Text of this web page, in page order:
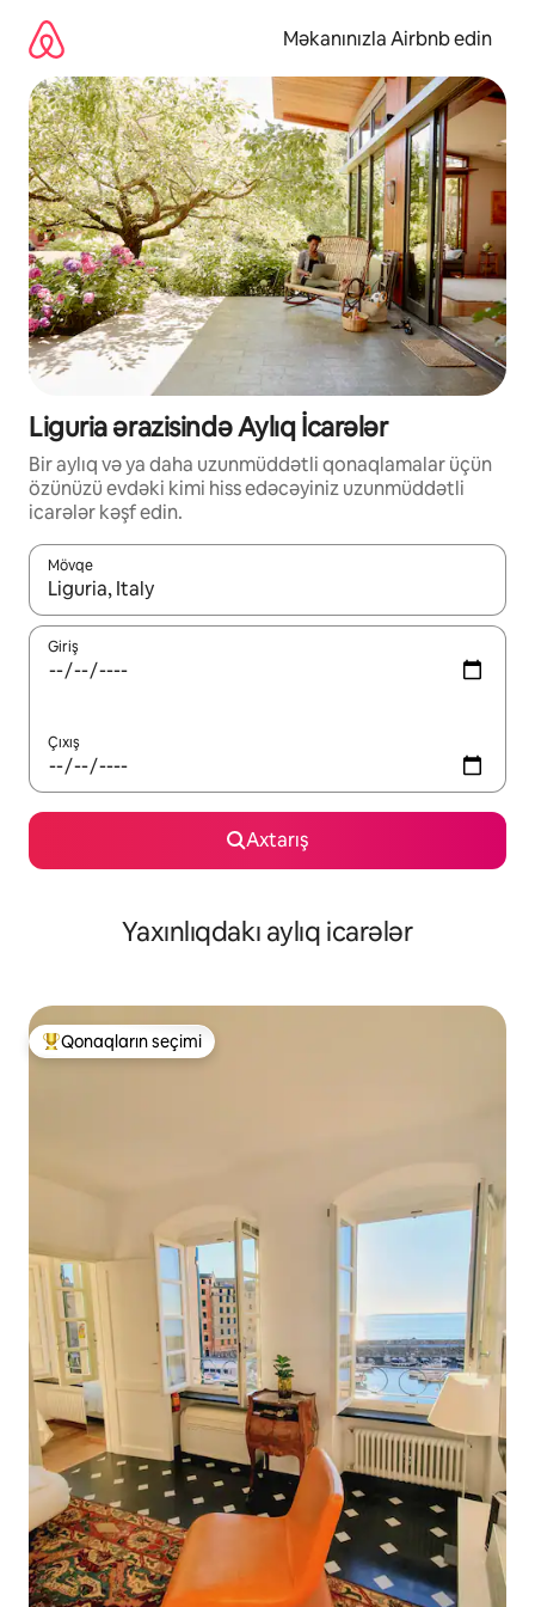
Məkanınızla Airbnb edin
Liguria ərazisində Aylıq İcarələr
Bir aylıq və ya daha uzunmüddətli qonaqlamalar üçün
özünüzü evdəki kimi hiss edəcəyiniz uzunmüddətli
icarələr kəşf edin.
Mövqe
Nəticələr varsa, yuxarı və aşağı ox düymələri ilə naviqasiya
Giriş
Çıxış
Axtarış
Yaxınlıqdakı aylıq icarələr
Populyar "Qonaqların seçimi"
Qonaqların seçimi